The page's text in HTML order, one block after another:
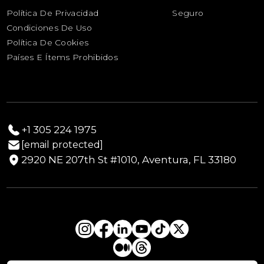
Ayuda Humanitaria
Productos Perecederos
Política De Privacidad
Condiciones De Uso
Política De Cookies
Países E Ítems Prohibidos
Seguro
+1 305 224 1975
[email protected]
2920 NE 207th St #1010, Aventura, FL 33180